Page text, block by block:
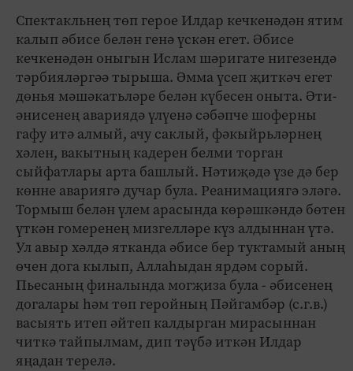
Спектакльнең төп герое Илдар кечкенәдән ятим
калып әбисе белән генә үскән егет. Әбисе
кечкенәдән оныгын Ислам шәригате нигезендә
тәрбияләргәә тырыша. Әмма үсеп җиткәч егет
дөнья мәшәкатьләре белән күбесен оныта. Әти-
әнисенең авариядә үлүенә сәбәпче шоферны
гафу итә алмый, ачу саклый, фәкыйрьләрнең
хәлен, вакытның кадерен белми торган
сыйфатлары арта башлый. Нәтиҗәдә үзе дә бер
көнне авариягә дучар була. Реанимациягә эләгә.
Тормыш белән үлем арасында көрәшкәндә бөтен
үткән гомеренең мизгелләре күз алдыннан үтә.
Ул авыр хәлдә ятканда әбисе бер туктамый аның
өчен дога кылып, Аллаһыдан ярдәм сорый.
Пьесаның финалында могҗиза була - әбисенең
догалары һәм төп геройның Пәйгамбәр (с.г.в.)
васыять итеп әйтеп калдырган мирасыннан
читкә тайпылмам, дип тәүбә иткән Илдар
яңадан терелә.